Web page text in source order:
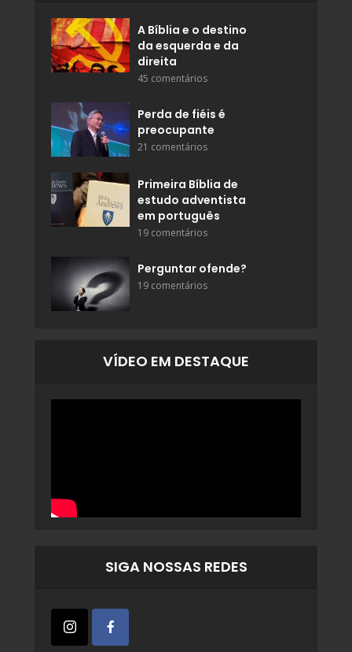
A Bíblia e o destino
da esquerda e da
direita
45 comentários
Perda de fiéis é
preocupante
21 comentários
Primeira Bíblia de
estudo adventista
em português
19 comentários
Perguntar ofende?
19 comentários
VÍDEO EM DESTAQUE
SIGA NOSSAS REDES